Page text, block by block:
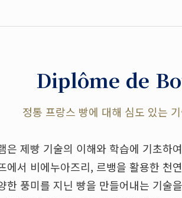
Diplôme de
정통 프랑스 빵에 대해 심도 있는
은 제빵 기술의 이해와 학습에 기초하
에서 비에누아즈리, 르뱅을 활용한 천
한 풍미를 지닌 빵을 만들어내는 기술